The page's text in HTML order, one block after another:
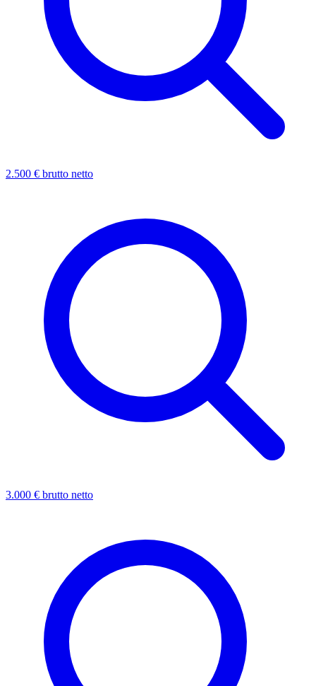
2.500 € brutto netto
3.000 € brutto netto